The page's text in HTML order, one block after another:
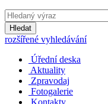
Hledat
rozšířené vyhledávání
Úřední deska
Aktuality
Zpravodaj
Fotogalerie
Kontakty